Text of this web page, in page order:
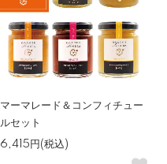
マーマレード＆コンフィチュー
ルセット
6,415円(税込)